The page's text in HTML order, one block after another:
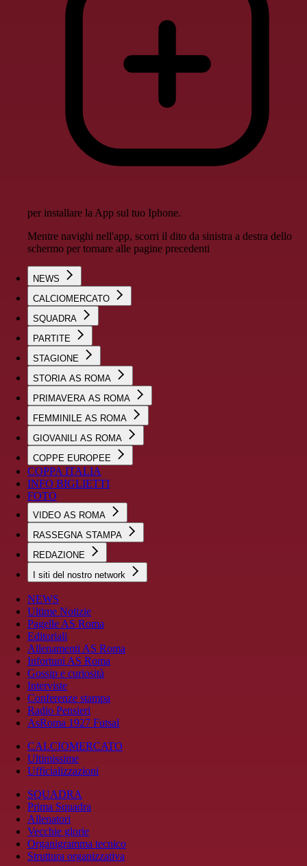
per installare la App sul tuo Iphone.
Mentre navighi nell'app, scorri il dito da sinistra a destra dello
schermo per tornare alle pagine precedenti
NEWS
CALCIOMERCATO
SQUADRA
PARTITE
STAGIONE
STORIA AS ROMA
PRIMAVERA AS ROMA
FEMMINILE AS ROMA
GIOVANILI AS ROMA
COPPE EUROPEE
COPPA ITALIA
INFO BIGLIETTI
FOTO
VIDEO AS ROMA
RASSEGNA STAMPA
REDAZIONE
I siti del nostro network
NEWS
Ultime Notizie
Pagelle AS Roma
Editoriali
Allenamenti AS Roma
Infortuni AS Roma
Gossip e curiosità
Interviste
Conferenze stampa
Radio Pensieri
AsRoma 1927 Futsal
CALCIOMERCATO
Ultimissime
Ufficializzazioni
SQUADRA
Prima Squadra
Allenatori
Vecchie glorie
Organigramma tecnico
Struttura organizzativa